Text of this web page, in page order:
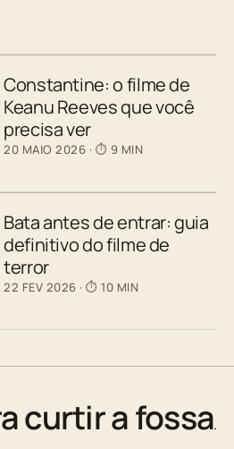
Constantine: o filme de
Keanu Reeves que você
precisa ver
20 MAIO 2026 · ⏱ 9 MIN
Bata antes de entrar: guia
definitivo do filme de
terror
22 FEV 2026 · ⏱ 10 MIN
curtir a fossa